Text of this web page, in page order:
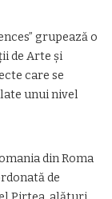
grupează o
de Arte și
care se
unui nivel
din Roma
de